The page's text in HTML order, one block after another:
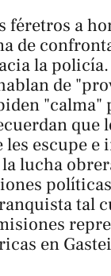
a
de
la
de
que
escupe e
lucha
tal
en